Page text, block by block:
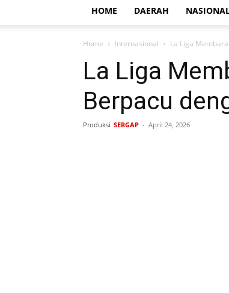
HOME DAERAH
Home Internasional La Liga
La Liga
Berpacu
Produksi SERGAP - April 24, 2026